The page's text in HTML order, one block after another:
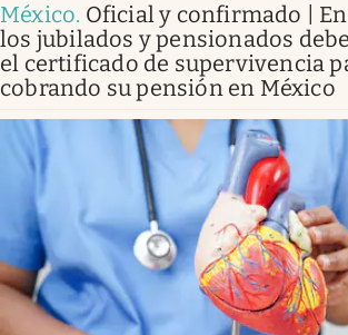
México. Oficial y confirmado |
los jubilados y pensionados
el certificado de supervivencia
cobrando su pensión en México